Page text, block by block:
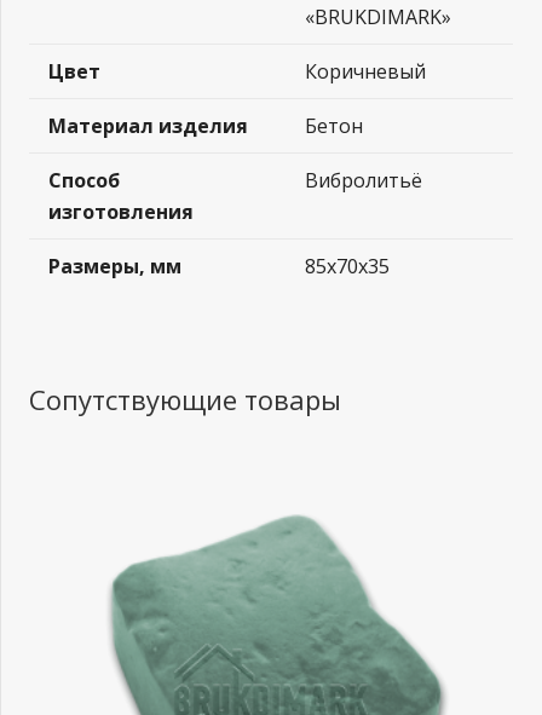
«BRUKDIMARK»
Цвет Коричневый
Материал изделия Бетон
Способ
изготовления
Вибролитьё
Размеры, мм 85x70x35
Сопутствующие товары